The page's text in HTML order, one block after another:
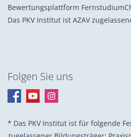
Bewertungsplattform
Das PKV Institut ist AZAV
Folgen Sie uns
* Das PKV Institut ist für folgende